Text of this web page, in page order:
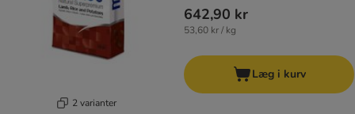
2 varianter
642,90 kr
53,60 kr / kg
Læg i kurv